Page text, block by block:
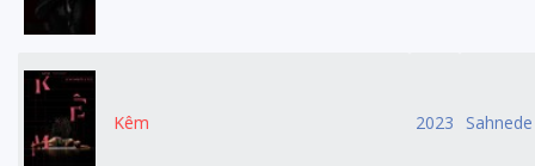
Kêm 2023 Sahnede